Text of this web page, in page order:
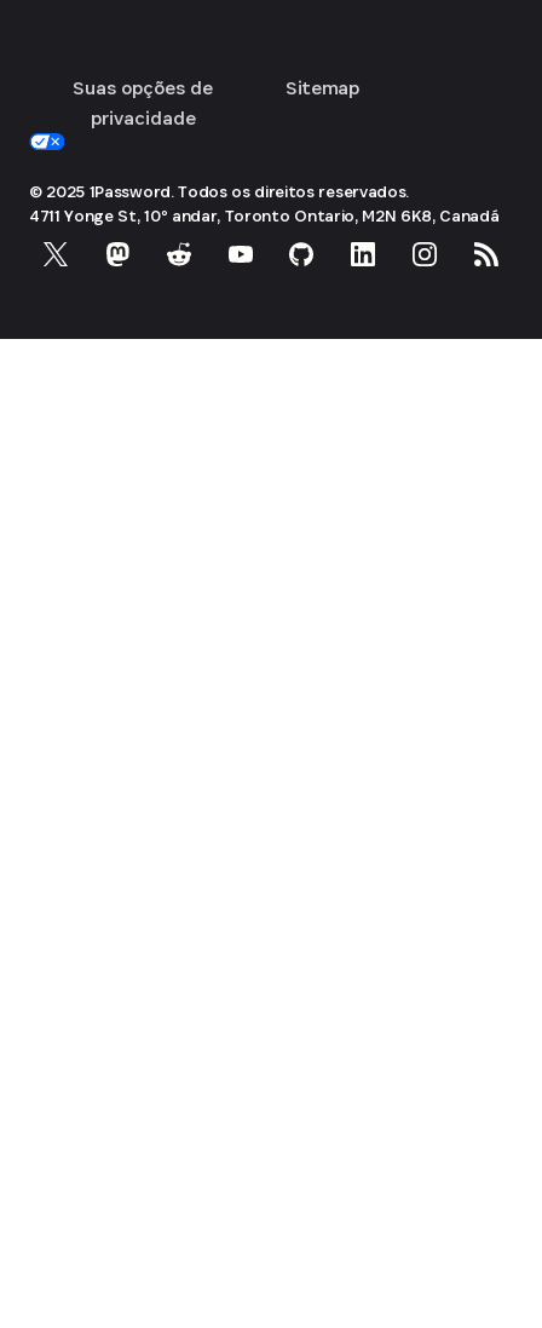
Suas opções de
privacidade
Sitemap
© 2025 1Password. Todos os direitos reservados.
4711 Yonge St, 10º andar, Toronto Ontario, M2N 6K8, Canadá